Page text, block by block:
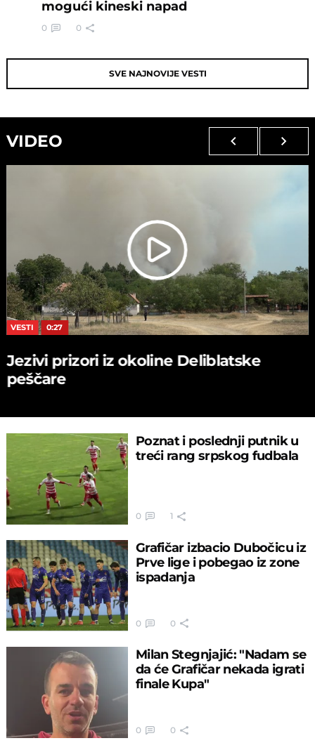
mogući kineski napad
0 0
SVE NAJNOVIJE VESTI
VIDEO
VESTI 0:27
Jezivi prizori iz okoline Deliblatske
peščare
Poznat i poslednji putnik u
treći rang srpskog fudbala
0 1
Grafičar izbacio Dubočicu iz
Prve lige i pobegao iz zone
ispadanja
0 0
Milan Stegnjajić: "Nadam se
da će Grafičar nekada igrati
finale Kupa"
0 0